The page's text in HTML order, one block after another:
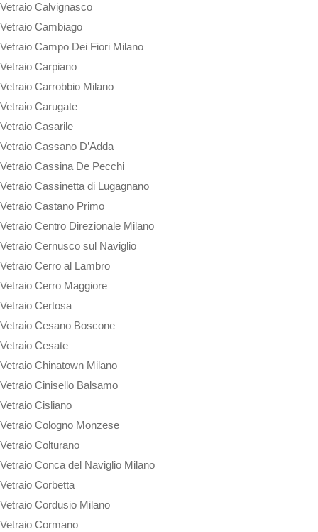
Vetraio Calvignasco
Vetraio Cambiago
Vetraio Campo Dei Fiori Milano
Vetraio Carpiano
Vetraio Carrobbio Milano
Vetraio Carugate
Vetraio Casarile
Vetraio Cassano D’Adda
Vetraio Cassina De Pecchi
Vetraio Cassinetta di Lugagnano
Vetraio Castano Primo
Vetraio Centro Direzionale Milano
Vetraio Cernusco sul Naviglio
Vetraio Cerro al Lambro
Vetraio Cerro Maggiore
Vetraio Certosa
Vetraio Cesano Boscone
Vetraio Cesate
Vetraio Chinatown Milano
Vetraio Cinisello Balsamo
Vetraio Cisliano
Vetraio Cologno Monzese
Vetraio Colturano
Vetraio Conca del Naviglio Milano
Vetraio Corbetta
Vetraio Cordusio Milano
Vetraio Cormano